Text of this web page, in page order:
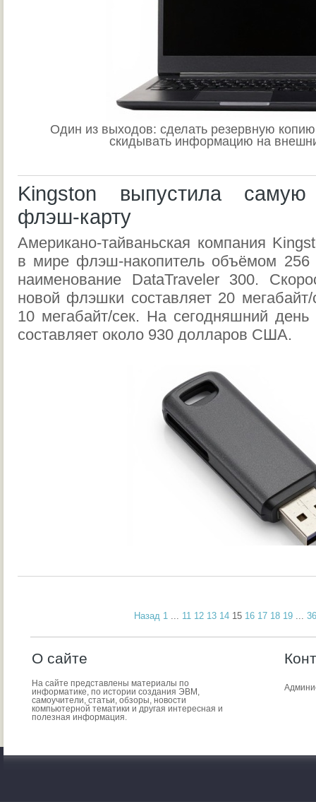
Один из выходов: сделать резервную
скидывать информацию на
Kingston выпустила самую
флэш-карту
Американо-тайваньская компания
в мире флэш-накопитель объёмом 256
наименование DataTraveler 300.
новой флэшки составляет 20 мегабайт/
10 мегабайт/сек. На сегодняшний день
составляет около 930 долларов США.
Назад 1 ... 11 12 13 14 15 16 17 18 19 ... 36
О сайте
На сайте представлены материалы по
информатике, по истории создания ЭВМ,
самоучители, статьи, обзоры, новости
компьютерной тематики и другая интересная и
полезная информация.